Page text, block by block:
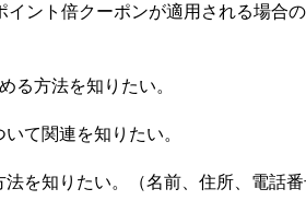
ント倍クーポンが適用される場合
る方法を知りたい。
て関連を知りたい。
を知りたい。（名前、住所、電話番